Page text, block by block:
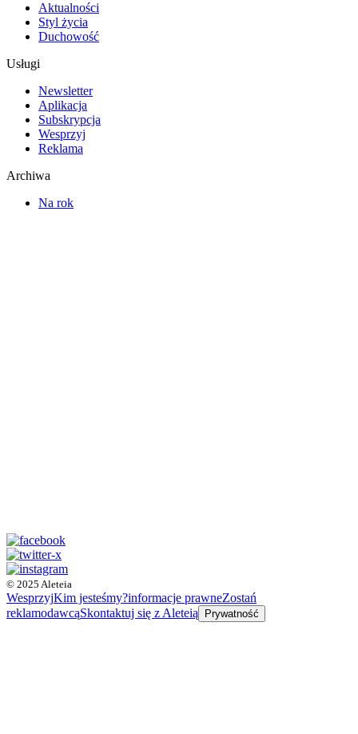
Aktualności
Styl życia
Duchowość
Usługi
Newsletter
Aplikacja
Subskrypcja
Wesprzyj
Reklama
Archiwa
Na rok
© 2025 Aleteia
WesprzyjKim jesteśmy?informacje prawneZostań
reklamodawcąSkontaktuj się z Aleteią Prywatność